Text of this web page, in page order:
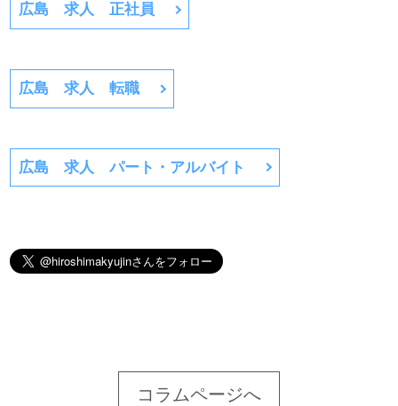
広島 求人 正社員
広島 求人 転職
広島 求人 パート・アルバイト
コラムページへ